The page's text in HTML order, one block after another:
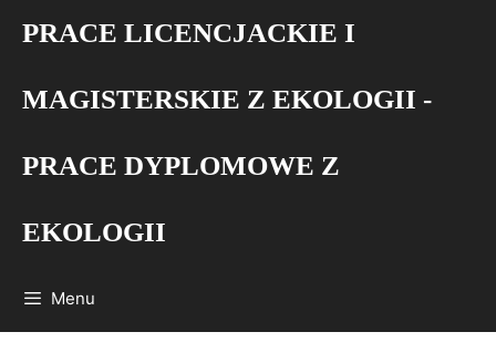
PRACE LICENCJACKIE I
MAGISTERSKIE Z EKOLOGII -
PRACE DYPLOMOWE Z
EKOLOGII
Menu